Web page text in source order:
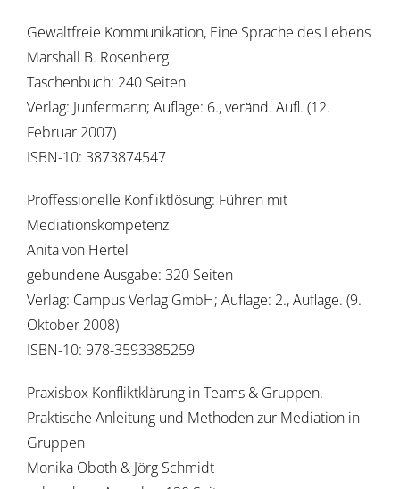
Gewaltfreie Kommunikation, Eine Sprache des Lebens
Marshall B. Rosenberg
Taschenbuch: 240 Seiten
Verlag: Junfermann; Auflage: 6., veränd. Aufl. (12.
Februar 2007)
ISBN-10: 3873874547
Proffessionelle Konfliktlösung: Führen mit
Mediationskompetenz
Anita von Hertel
gebundene Ausgabe: 320 Seiten
Verlag: Campus Verlag GmbH; Auflage: 2., Auflage. (9.
Oktober 2008)
ISBN-10: 978-3593385259
Praxisbox Konfliktklärung in Teams & Gruppen.
Praktische Anleitung und Methoden zur Mediation in
Gruppen
Monika Oboth & Jörg Schmidt